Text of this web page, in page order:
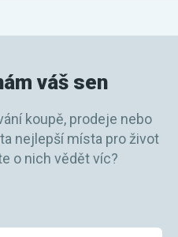
váš sen
koupě, prodeje nebo
nejlepší místa pro život
o nich vědět víc?